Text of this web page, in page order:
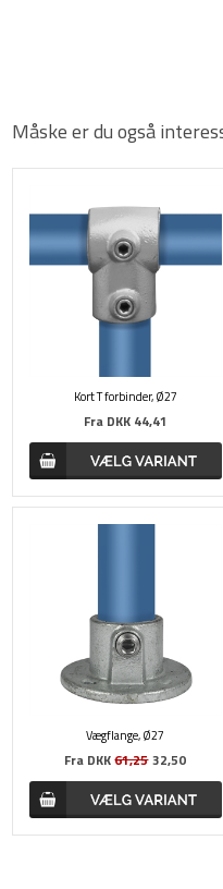
Måske er du også
Kort T forbinder, Ø27
Fra DKK 44,41
Vægflange, Ø27
Fra DKK61,25 32,50